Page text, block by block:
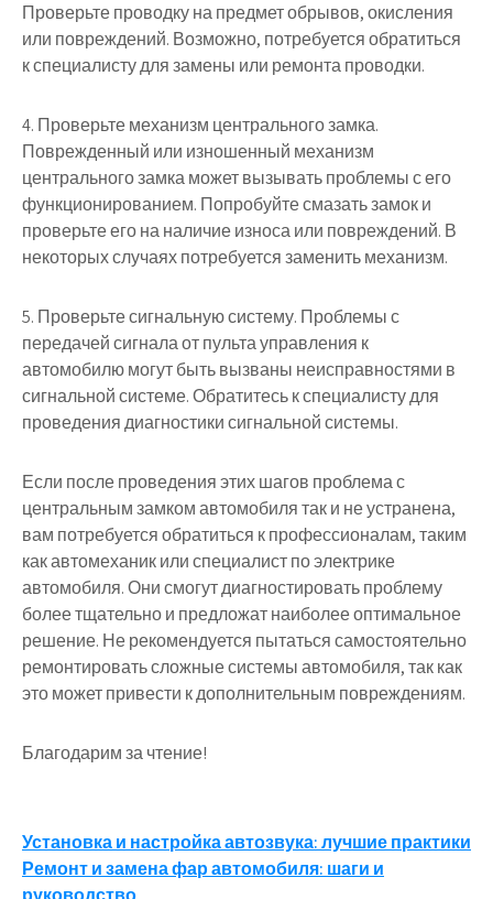
Проверьте проводку на предмет обрывов, окисления
или повреждений. Возможно, потребуется обратиться
к специалисту для замены или ремонта проводки.
4. Проверьте механизм центрального замка.
Поврежденный или изношенный механизм
центрального замка может вызывать проблемы с его
функционированием. Попробуйте смазать замок и
проверьте его на наличие износа или повреждений. В
некоторых случаях потребуется заменить механизм.
5. Проверьте сигнальную систему. Проблемы с
передачей сигнала от пульта управления к
автомобилю могут быть вызваны неисправностями в
сигнальной системе. Обратитесь к специалисту для
проведения диагностики сигнальной системы.
Если после проведения этих шагов проблема с
центральным замком автомобиля так и не устранена,
вам потребуется обратиться к профессионалам, таким
как автомеханик или специалист по электрике
автомобиля. Они смогут диагностировать проблему
более тщательно и предложат наиболее оптимальное
решение. Не рекомендуется пытаться самостоятельно
ремонтировать сложные системы автомобиля, так как
это может привести к дополнительным повреждениям.
Благодарим за чтение!
Навигация
Установка и настройка автозвука: лучшие практики
Ремонт и замена фар автомобиля: шаги и